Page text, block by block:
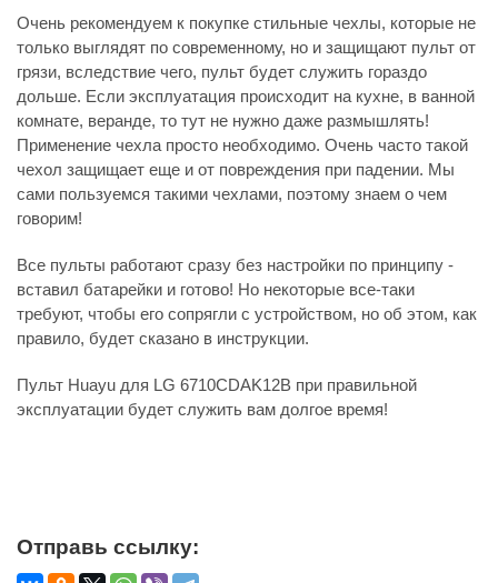
Очень рекомендуем к покупке стильные чехлы, которые не
только выглядят по современному, но и защищают пульт от
грязи, вследствие чего, пульт будет служить гораздо
дольше. Если эксплуатация происходит на кухне, в ванной
комнате, веранде, то тут не нужно даже размышлять!
Применение чехла просто необходимо. Очень часто такой
чехол защищает еще и от повреждения при падении. Мы
сами пользуемся такими чехлами, поэтому знаем о чем
говорим!
Все пульты работают сразу без настройки по принципу -
вставил батарейки и готово! Но некоторые все-таки
требуют, чтобы его сопрягли с устройством, но об этом, как
правило, будет сказано в инструкции.
Пульт Huayu для LG 6710CDAK12B при правильной
эксплуатации будет служить вам долгое время!
Отправь ссылку: